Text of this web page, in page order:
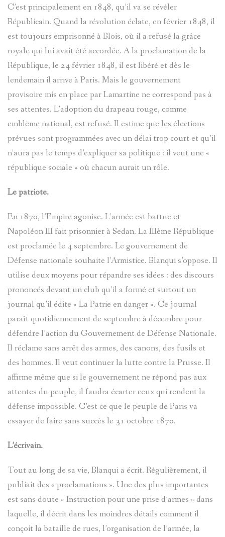
FABRIQUE
DE
ROVERE
DANS
LE
1838
ALIAS
C’est principalement en 1848, qu’il va se révéler
Républicain. Quand la révolution éclate, en février 1848, il
est toujours emprisonné à Blois, où il a refusé la grâce
royale qui lui avait été accordée. A la proclamation de la
République, le 24 février 1848, il est libéré et dès le
lendemain il arrive à Paris. Mais le gouvernement
provisoire mis en place par Lamartine ne correspond pas à
ses attentes. L’adoption du drapeau rouge, comme
emblème national, est refusé. Il estime que les élections
prévues sont programmées avec un délai trop court et qu’il
n’aura pas le temps d’expliquer sa politique : il veut une «
république sociale » où chacun aurait un rôle.
Le patriote.
En 1870, l’Empire agonise. L’armée est battue et
Napoléon III fait prisonnier à Sedan. La IIIème République
est proclamée le 4 septembre. Le gouvernement de
Défense nationale souhaite l’Armistice. Blanqui s’oppose. Il
utilise deux moyens pour répandre ses idées : des discours
prononcés devant un club qu’il a formé et surtout un
journal qu’il édite « La Patrie en danger ». Ce journal
paraît quotidiennement de septembre à décembre pour
défendre l’action du Gouvernement de Défense Nationale.
Il réclame sans arrêt des armes, des canons, des fusils et
des hommes. Il veut continuer la lutte contre la Prusse. Il
affirme même que si le gouvernement ne répond pas aux
attentes du peuple, il faudra écarter ceux qui rendent la
défense impossible. C’est ce que le peuple de Paris va
essayer de faire sans succès le 31 octobre 1870.
L’écrivain.
Tout au long de sa vie, Blanqui a écrit. Régulièrement, il
publiait des « proclamations ». Une des plus importantes
est sans doute « Instruction pour une prise d’armes » dans
laquelle, il décrit dans les moindres détails comment il
conçoit la bataille de rues, l’organisation de l’armée, la